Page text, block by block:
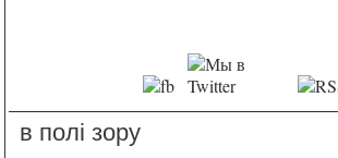
в полі зору